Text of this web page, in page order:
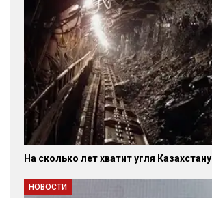
На сколько лет хватит угля Казахстану
НОВОСТИ